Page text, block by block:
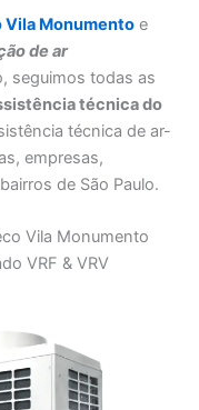
Vila Monumento e
de ar
seguimos todas as
técnica do
técnica de ar-
empresas,
de São Paulo.
Vila Monumento
VRF & VRV